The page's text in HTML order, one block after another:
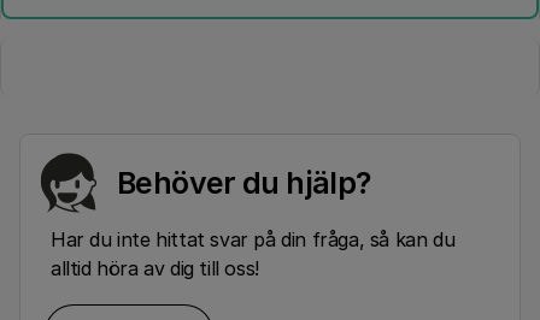
Behöver du hjälp?
Har du inte hittat svar på din fråga, så kan du
alltid höra av dig till oss!